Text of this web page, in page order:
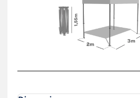
Le toit de cebarnum 2x3m
est en
enduction PVC de 380 g/m². Le toit
angles et sur les coutures, et la
L'armature hexagonale en